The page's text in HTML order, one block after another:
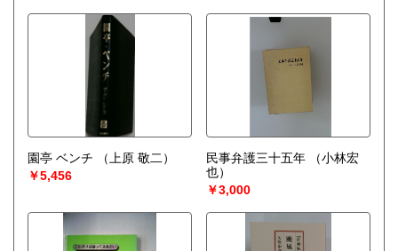
園亭 ベンチ
（上原 敬二）
￥5,456
民事弁護三十五年
（小林宏
也）
￥3,000